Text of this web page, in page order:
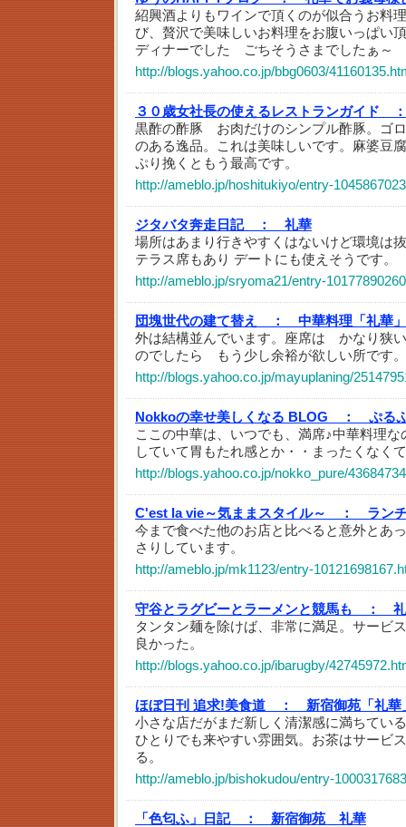
紹興酒よりもワインで頂くのが似合うお料
び、贅沢で美味しいお料理をお腹いっぱい
ディナーでした ごちそうさまでしたぁ～
http://blogs.yahoo.co.jp/bbg0603/
３０歳女社長の使えるレストランガイド ：
黒酢の酢豚 お肉だけのシンプル酢豚。ゴ
のある逸品。これは美味しいです。麻婆豆
ぷり挽くともう最高です。
http://ameblo.jp/hoshitukiyo/entry-
ジタバタ奔走日記 ：
礼華
場所はあまり行きやすくはないけど環境は
テラス席もあり デートにも使えそうです。
http://ameblo.jp/sryoma21/entry-
団塊世代の建て替え ：
中華料理「礼華」
外は結構並んでいます。座席は かなり狭
のでしたら もう少し余裕が欲しい所です。
http://blogs.yahoo.co.jp/mayuplaning/
Nokkoの幸せ美しくなる BLOG ：
ぷる
ここの中華は、いつでも、満席♪中華料理
していて胃もたれ感とか・・まったくなく
http://blogs.yahoo.co.jp/nokko_pure/
C'est la vie～気ままスタイル～ ：
ラン
今まで食べた他のお店と比べると意外とあ
さりしています。
http://ameblo.jp/mk1123/entry-
守谷とラグビーとラーメンと競馬も ：
タンタン麺を除けば、非常に満足。サービ
良かった。
http://blogs.yahoo.co.jp/ibarugby/
ほぼ日刊 追求!美食道 ：
新宿御苑「礼華
小さな店だがまだ新しく清潔感に満ちてい
ひとりでも来やすい雰囲気。お茶はサービ
る。
http://ameblo.jp/bishokudou/entry-
「色匂ふ」日記 ：
新宿御苑 礼華